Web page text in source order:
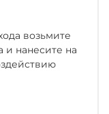
возьмите
и нанесите на